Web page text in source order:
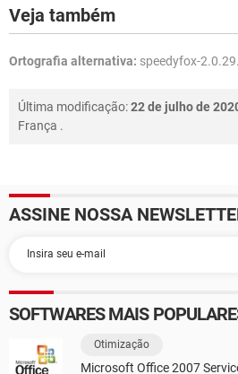
Veja também
Ortografia alternativa: speedyfox-
Última modificação:22 de julho de
França .
ASSINE NOSSA
SOFTWARES MAIS
Otimização
Microsoft Office 2007